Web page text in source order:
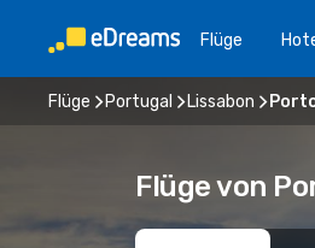
Flüge
Flüge Portugal Lissabon
Flüge von